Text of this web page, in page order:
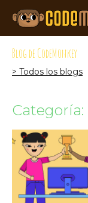
Blog de CodeMonkey
> Todos los blogs
Categoría: